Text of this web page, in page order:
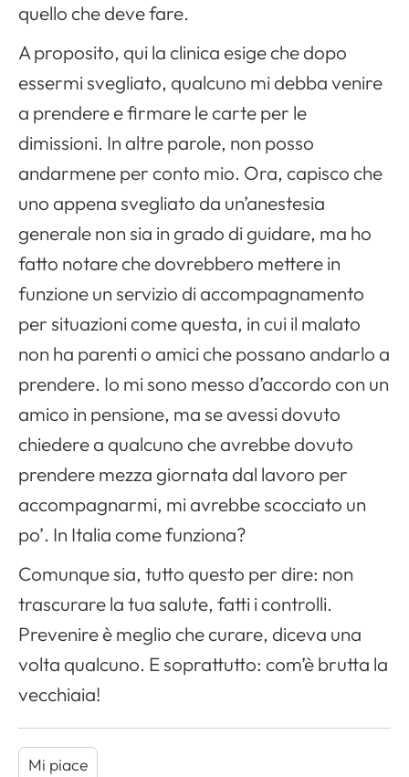
quello che deve fare.
A proposito, qui la clinica esige che dopo
essermi svegliato, qualcuno mi debba venire
a prendere e firmare le carte per le
dimissioni. In altre parole, non posso
andarmene per conto mio. Ora, capisco che
uno appena svegliato da un’anestesia
generale non sia in grado di guidare, ma ho
fatto notare che dovrebbero mettere in
funzione un servizio di accompagnamento
per situazioni come questa, in cui il malato
non ha parenti o amici che possano andarlo a
prendere. Io mi sono messo d’accordo con un
amico in pensione, ma se avessi dovuto
chiedere a qualcuno che avrebbe dovuto
prendere mezza giornata dal lavoro per
accompagnarmi, mi avrebbe scocciato un
po’. In Italia come funziona?
Comunque sia, tutto questo per dire: non
trascurare la tua salute, fatti i controlli.
Prevenire è meglio che curare, diceva una
volta qualcuno. E soprattutto: com’è brutta la
vecchiaia!
Mi piace Apri il menu di navigazione